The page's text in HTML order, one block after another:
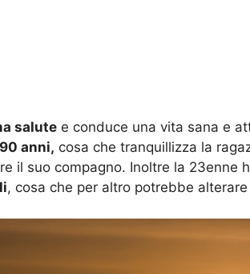
salute e conduce una vita sana e
anni, cosa che tranquillizza la
il suo compagno. Inoltre la 23enne
, cosa che per altro potrebbe